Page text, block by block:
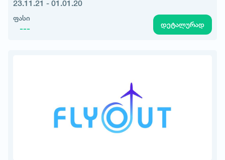
23.11.21 - 01.01.20
ფასი
--- დეტალურად